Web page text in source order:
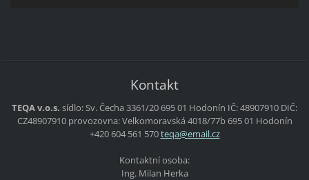
Kontakt
TEQA v.o.s. sídlo: Sv. Čecha 3361/20695 01 Hodonín IČ: 48907910 DIČ:
CZ48907910 provozovna:Velkomoravská 4018/77b695 01 Hodonín
+420 604 561 570teqa@email.cz
Kontaktní osoba:
Ing. Milan Herka